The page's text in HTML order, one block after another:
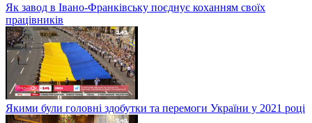
Як завод в Івано-Франківську поєднує коханням своїх
працівників
Якими були головні здобутки та перемоги України у 2021 році